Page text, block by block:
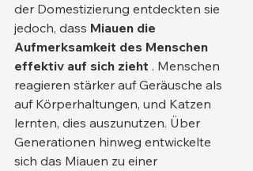
der Domestizierung entdeckten sie
jedoch, dass Miauen die
Aufmerksamkeit des Menschen
effektiv auf sich zieht . Menschen
reagieren stärker auf Geräusche als
auf Körperhaltungen, und Katzen
lernten, dies auszunutzen. Über
Generationen hinweg entwickelte
sich das Miauen zu einer